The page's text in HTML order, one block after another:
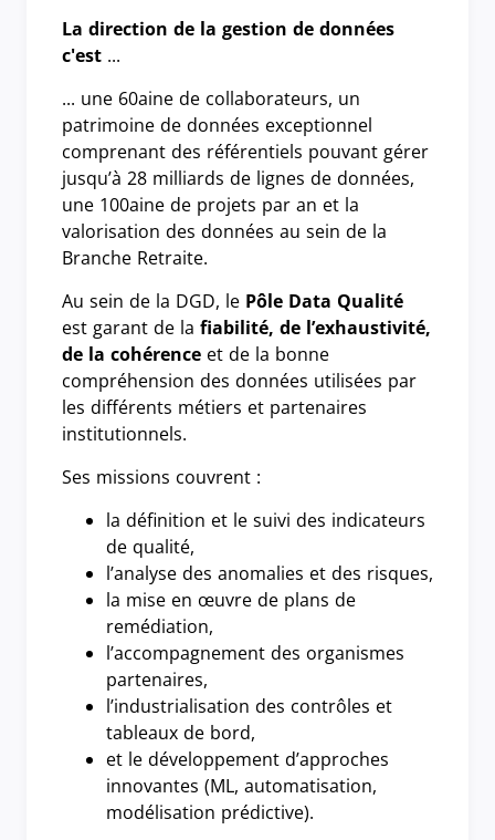
La direction de la gestion de données
c'est ...
... une 60aine de collaborateurs, un
patrimoine de données exceptionnel
comprenant des référentiels pouvant gérer
jusqu’à 28 milliards de lignes de données,
une 100aine de projets par an et la
valorisation des données au sein de la
Branche Retraite.
Au sein de la DGD, le Pôle Data Qualité
est garant de la fiabilité, de l’exhaustivité,
de la cohérence et de la bonne
compréhension des données utilisées par
les différents métiers et partenaires
institutionnels.
Ses missions couvrent :
la définition et le suivi des indicateurs
de qualité,
l’analyse des anomalies et des risques,
la mise en œuvre de plans de
remédiation,
l’accompagnement des organismes
partenaires,
l’industrialisation des contrôles et
tableaux de bord,
et le développement d’approches
innovantes (ML, automatisation,
modélisation prédictive).